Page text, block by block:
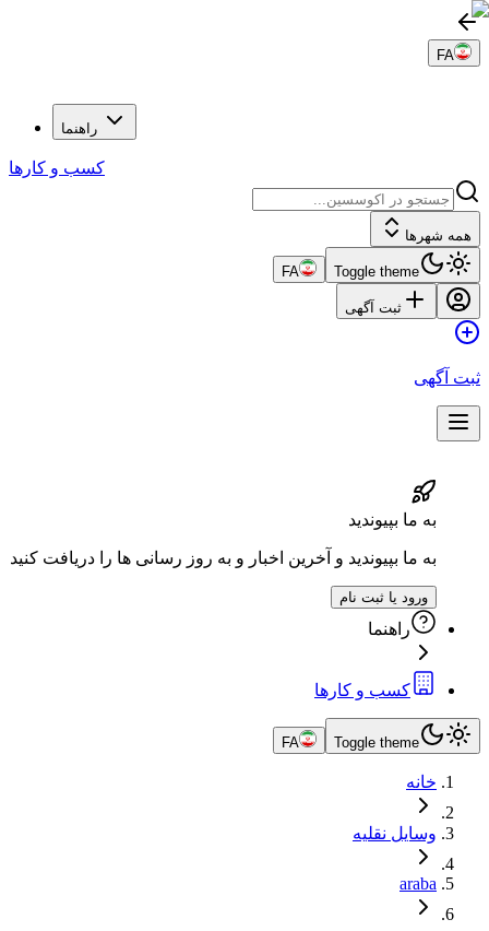
FA
راهنما
کسب و کارها
همه شهرها
Toggle theme
FA
ثبت آگهی
ثبت آگهی
به ما بپیوندید
به ما بپیوندید و آخرین اخبار و به روز رسانی ها را دریافت کنید
ورود یا ثبت نام
راهنما
کسب و کارها
Toggle theme
FA
خانه
وسایل نقلیه
araba